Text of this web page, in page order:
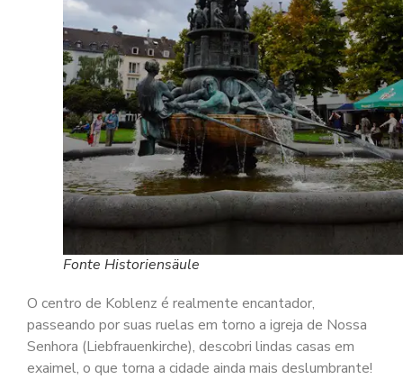
Fonte Historiensäule
O centro de Koblenz é realmente encantador,
passeando por suas ruelas em torno a igreja de Nossa
Senhora (Liebfrauenkirche), descobri lindas casas em
exaimel, o que torna a cidade ainda mais deslumbrante!